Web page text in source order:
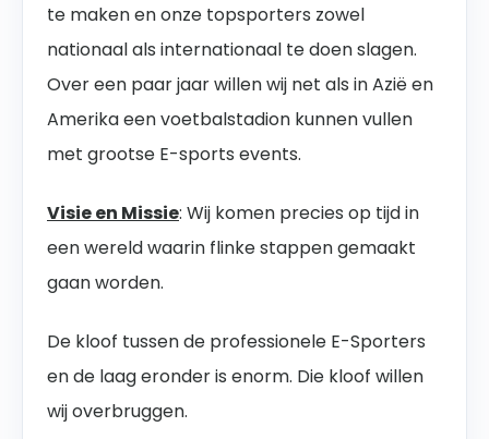
te maken en onze topsporters zowel
nationaal als internationaal te doen slagen.
Over een paar jaar willen wij net als in Azië en
Amerika een voetbalstadion kunnen vullen
met grootse E-sports events.
Visie en Missie: Wij komen precies op tijd in
een wereld waarin flinke stappen gemaakt
gaan worden.
De kloof tussen de professionele E-Sporters
en de laag eronder is enorm. Die kloof willen
wij overbruggen.